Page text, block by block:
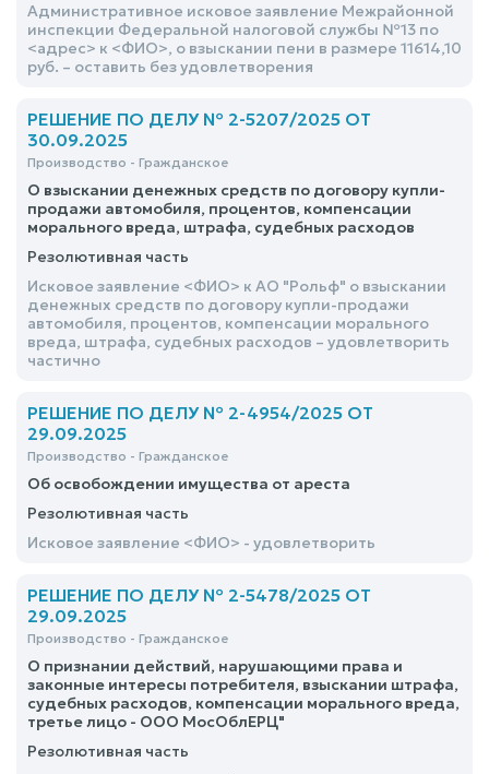
Административное исковое заявление Межрайонной
инспекции Федеральной налоговой службы №13 по
<адрес> к <ФИО>, о взыскании пени в размере 11614,10
руб. – оставить без удовлетворения
РЕШЕНИЕ ПО ДЕЛУ № 2-5207/2025 ОТ
30.09.2025
Производство - Гражданское
О взыскании денежных средств по договору купли-
продажи автомобиля, процентов, компенсации
морального вреда, штрафа, судебных расходов
Резолютивная часть
Исковое заявление <ФИО> к АО "Рольф" о взыскании
денежных средств по договору купли-продажи
автомобиля, процентов, компенсации морального
вреда, штрафа, судебных расходов – удовлетворить
частично
РЕШЕНИЕ ПО ДЕЛУ № 2-4954/2025 ОТ
29.09.2025
Производство - Гражданское
Об освобождении имущества от ареста
Резолютивная часть
Исковое заявление <ФИО> - удовлетворить
РЕШЕНИЕ ПО ДЕЛУ № 2-5478/2025 ОТ
29.09.2025
Производство - Гражданское
О признании действий, нарушающими права и
законные интересы потребителя, взыскании штрафа,
судебных расходов, компенсации морального вреда,
третье лицо - ООО МосОблЕРЦ"
Резолютивная часть